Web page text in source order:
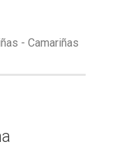
- Camariñas